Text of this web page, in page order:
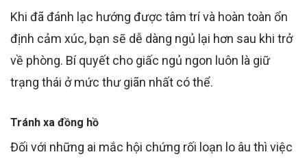
Khi đã đánh lạc hướng được tâm trí và hoàn toàn ổn
định cảm xúc, bạn sẽ dễ dàng ngủ lại hơn sau khi trở
về phòng. Bí quyết cho giấc ngủ ngon luôn là giữ
trạng thái ở mức thư giãn nhất có thể.
Tránh xa đồng hồ
Đối với những ai mắc hội chứng rối loạn lo âu thì việc